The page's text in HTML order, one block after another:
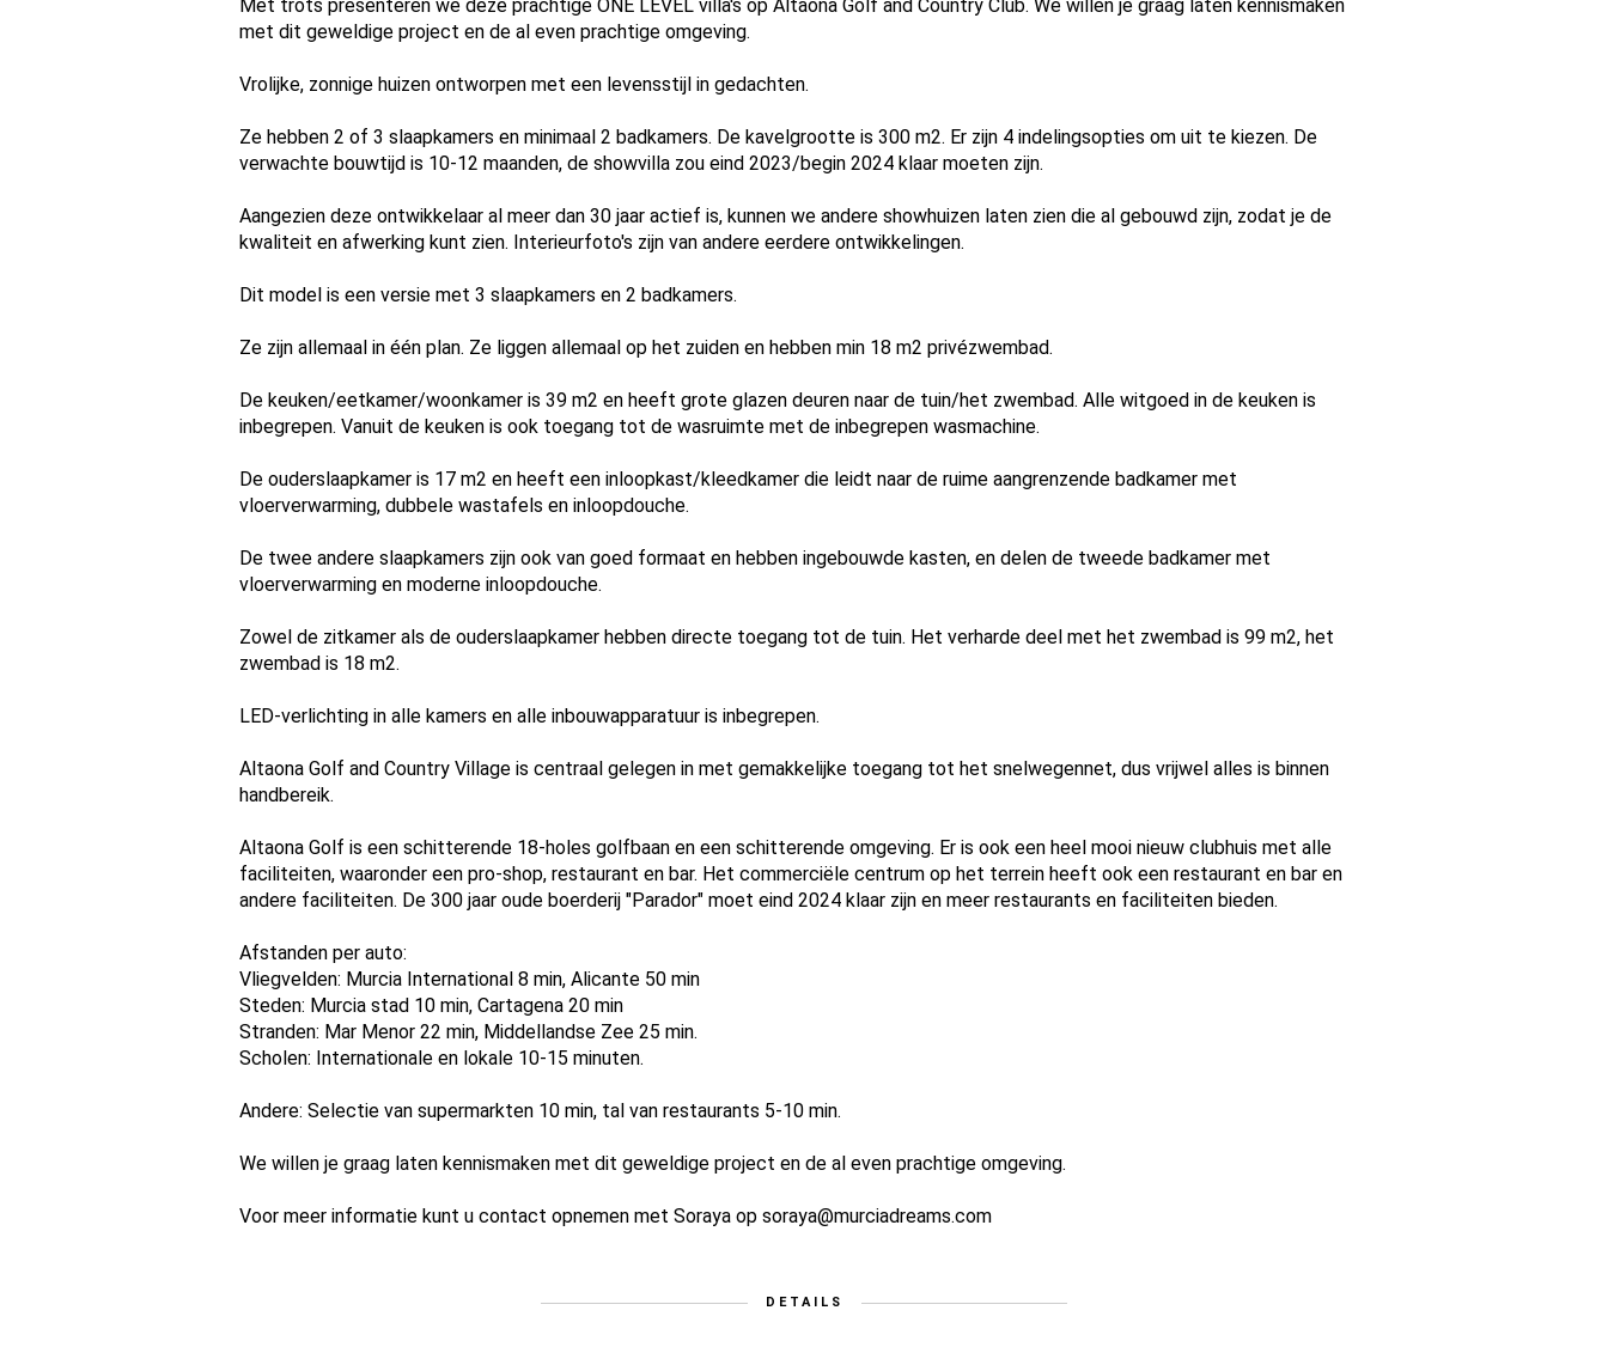
Met trots presenteren we deze prachtige ONE LEVEL villa's op Altaona Golf and Country Club. We willen je graag laten kennismaken
met dit geweldige project en de al even prachtige omgeving.
Vrolijke, zonnige huizen ontworpen met een levensstijl in gedachten.
Ze hebben 2 of 3 slaapkamers en minimaal 2 badkamers. De kavelgrootte is 300 m2. Er zijn 4 indelingsopties om uit te kiezen. De
verwachte bouwtijd is 10-12 maanden, de showvilla zou eind 2023/begin 2024 klaar moeten zijn.
Aangezien deze ontwikkelaar al meer dan 30 jaar actief is, kunnen we andere showhuizen laten zien die al gebouwd zijn, zodat je de
kwaliteit en afwerking kunt zien. Interieurfoto's zijn van andere eerdere ontwikkelingen.
Dit model is een versie met 3 slaapkamers en 2 badkamers.
Ze zijn allemaal in één plan. Ze liggen allemaal op het zuiden en hebben min 18 m2 privézwembad.
De keuken/eetkamer/woonkamer is 39 m2 en heeft grote glazen deuren naar de tuin/het zwembad. Alle witgoed in de keuken is
inbegrepen. Vanuit de keuken is ook toegang tot de wasruimte met de inbegrepen wasmachine.
De ouderslaapkamer is 17 m2 en heeft een inloopkast/kleedkamer die leidt naar de ruime aangrenzende badkamer met
vloerverwarming, dubbele wastafels en inloopdouche.
De twee andere slaapkamers zijn ook van goed formaat en hebben ingebouwde kasten, en delen de tweede badkamer met
vloerverwarming en moderne inloopdouche.
Zowel de zitkamer als de ouderslaapkamer hebben directe toegang tot de tuin. Het verharde deel met het zwembad is 99 m2, het
zwembad is 18 m2.
LED-verlichting in alle kamers en alle inbouwapparatuur is inbegrepen.
Altaona Golf and Country Village is centraal gelegen in met gemakkelijke toegang tot het snelwegennet, dus vrijwel alles is binnen
handbereik.
Altaona Golf is een schitterende 18-holes golfbaan en een schitterende omgeving. Er is ook een heel mooi nieuw clubhuis met alle
faciliteiten, waaronder een pro-shop, restaurant en bar. Het commerciële centrum op het terrein heeft ook een restaurant en bar en
andere faciliteiten. De 300 jaar oude boerderij "Parador" moet eind 2024 klaar zijn en meer restaurants en faciliteiten bieden.
Afstanden per auto:
Vliegvelden: Murcia International 8 min, Alicante 50 min
Steden: Murcia stad 10 min, Cartagena 20 min
Stranden: Mar Menor 22 min, Middellandse Zee 25 min.
Scholen: Internationale en lokale 10-15 minuten.
Andere: Selectie van supermarkten 10 min, tal van restaurants 5-10 min.
We willen je graag laten kennismaken met dit geweldige project en de al even prachtige omgeving.
Voor meer informatie kunt u contact opnemen met Soraya op soraya@murciadreams.com
DETAILS